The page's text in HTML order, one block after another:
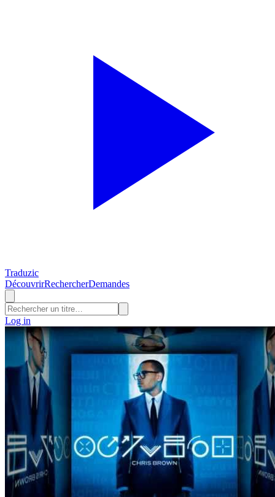
Traduzic
DécouvrirRechercherDemandes
Log in